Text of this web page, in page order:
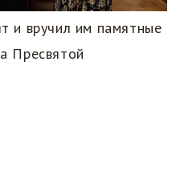
и вручил им памятные
Пресвятой